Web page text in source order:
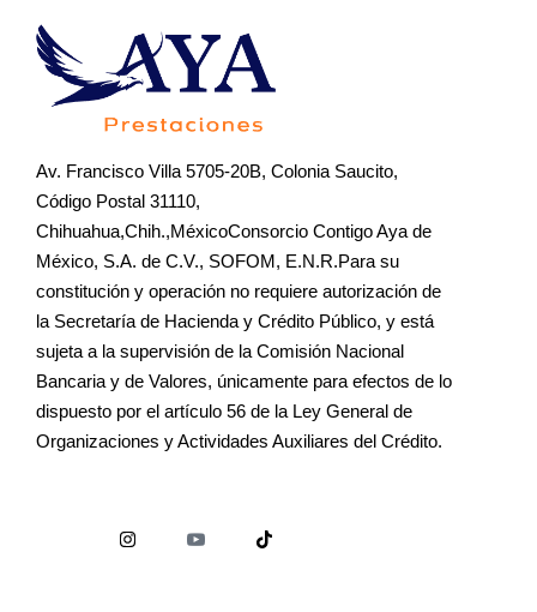
Av. Francisco Villa 5705-20B, Colonia Saucito,
Código Postal 31110,
Chihuahua,Chih.,MéxicoConsorcio Contigo Aya de
México, S.A. de C.V., SOFOM, E.N.R.Para su
constitución y operación no requiere autorización de
la Secretaría de Hacienda y Crédito Público, y está
sujeta a la supervisión de la Comisión Nacional
Bancaria y de Valores, únicamente para efectos de lo
dispuesto por el artículo 56 de la Ley General de
Organizaciones y Actividades Auxiliares del Crédito.